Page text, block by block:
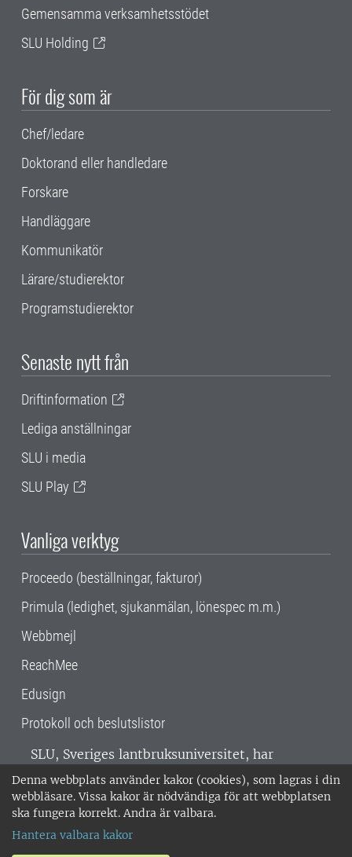
Denna webbplats använder kakor (cookies), som lagras i din
webbläsare. Vissa kakor är nödvändiga för att webbplatsen
ska fungera korrekt. Andra är valbara.
Hantera valbara kakor
Gemensamma verksamhetsstödet
SLU Holding
För dig som är
Chef/ledare
Doktorand eller handledare
Forskare
Handläggare
Kommunikatör
Lärare/studierektor
Programstudierektor
Senaste nytt från
Driftinformation
Lediga anställningar
SLU i media
SLU Play
Vanliga verktyg
Proceedo (beställningar, fakturor)
Primula (ledighet, sjukanmälan, lönespec m.m.)
Webbmejl
ReachMee
Edusign
Protokoll och beslutslistor
SLU, Sveriges lantbruksuniversitet, har
verksamhet över hela Sverige. Huvudorter är
Alnarp, Uppsala och Umeå.SLU är
miljöcertifierat enligt ISO 14001. •
018-67 10 00 • Org nr: 202100-2817 •